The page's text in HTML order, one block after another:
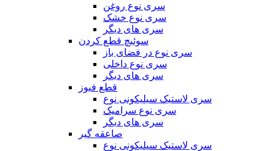
سری نوع روغن
سری نوع خشک
سری های دیگر
سوئیچ قطع کردن
سری نوع در فضای باز
سری نوع داخلی
سری های دیگر
قطع فیوز
سری لاستیک سیلیکونی نوع
سری نوع سرامیک
سری های دیگر
صاعقه گیر
سری لاستیک سیلیکونی نوع